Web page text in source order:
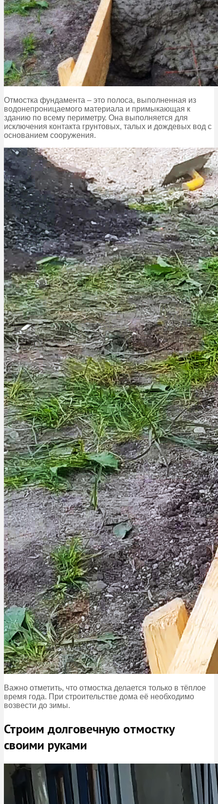
Отмостка фундамента – это полоса, выполненная из
водонепроницаемого материала и примыкающая к
зданию по всему периметру. Она выполняется для
исключения контакта грунтовых, талых и дождевых вод с
основанием сооружения.
Важно отметить, что отмостка делается только в тёплое
время года. При строительстве дома её необходимо
возвести до зимы.
Строим долговечную отмостку
своими руками